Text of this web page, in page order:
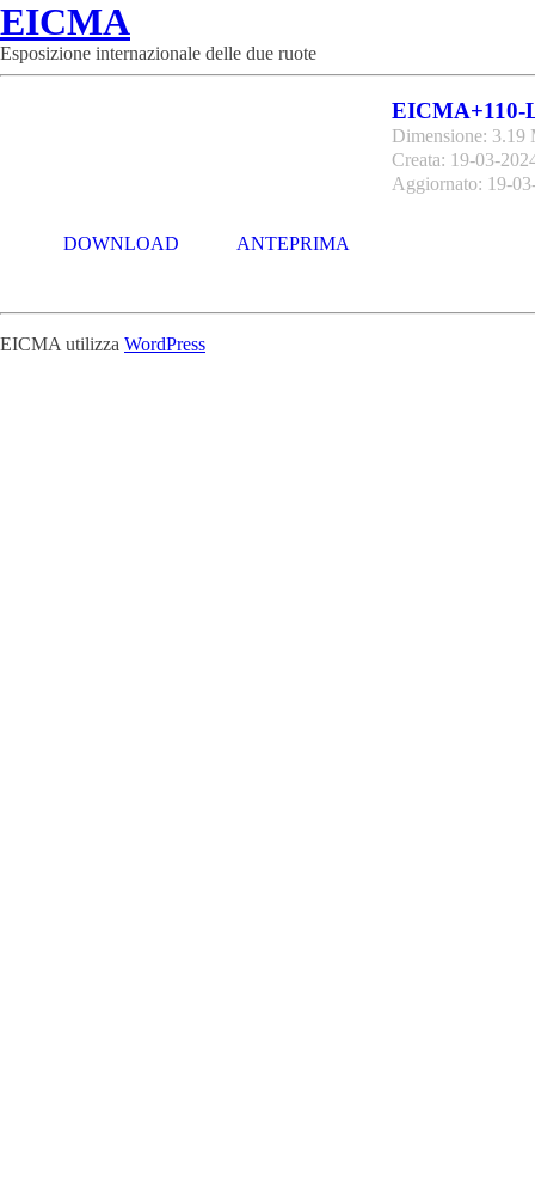
EICMA
Esposizione internazionale delle due ruote
Dimensione: 3.19
Creata: 19-03-
Aggiornato: 19-
DOWNLOAD ANTEPRIMA
EICMA utilizza WordPress